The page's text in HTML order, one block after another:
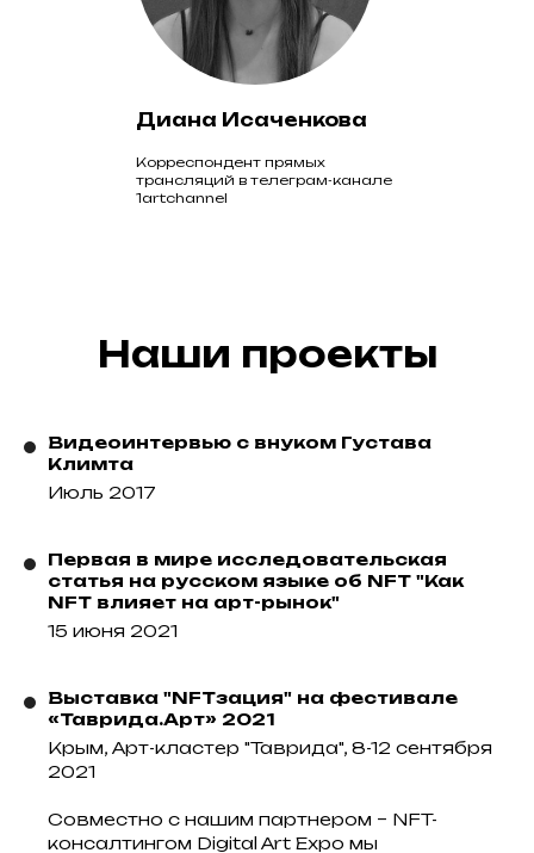
Диана Исаченкова
Корреспондент прямых
трансляций в телеграм-канале
1artchannel
Наши проекты
Видеоинтервью с внуком Густава
Климта
Июль 2017
Первая в мире исследовательская
статья на русском языке об NFT "Как
NFT влияет на арт-рынок"
15 июня 2021
Выставка "NFTзация" на фестивале
«Таврида.Арт» 2021
Крым, Арт-кластер "Таврида", 8-12 сентября
2021
Совместно с нашим партнером – NFT-
консалтингом Digital Art Expo мы